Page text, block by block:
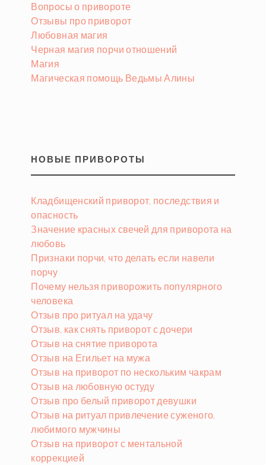
Вопросы о привороте
Отзывы про приворот
Любовная магия
Черная магия порчи отношений
Магия
Магическая помощь Ведьмы Алины
НОВЫЕ ПРИВОРОТЫ
Кладбищенский приворот, последствия и
опасность
Значение красных свечей для приворота на
любовь
Признаки порчи, что делать если навели
порчу
Почему нельзя приворожить популярного
человека
Отзыв про ритуал на удачу
Отзыв, как снять приворот с дочери
Отзыв на снятие приворота
Отзыв на Егильет на мужа
Отзыв на приворот по нескольким чакрам
Отзыв на любовную остуду
Отзыв про белый приворот девушки
Отзыв на ритуал привлечение суженого,
любимого мужчины
Отзыв на приворот с ментальной
коррекцией